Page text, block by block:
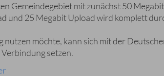
Gemeindegebiet mit zunächst 50
und 25 Megabit Upload wird komplett
möchte, kann sich mit der
setzen.